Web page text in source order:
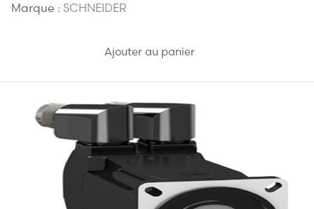
Marque : SCHNEIDER
Ajouter au panier